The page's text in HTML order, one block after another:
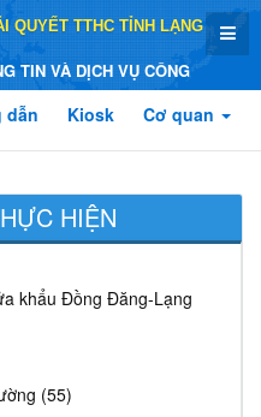
QUYẾT TTHC TỈNH LẠNG
TIN VÀ DỊCH VỤ CÔNG
dẫn Kiosk Cơ quan
HIỆN
khẩu Đồng Đăng-Lạng
(55)